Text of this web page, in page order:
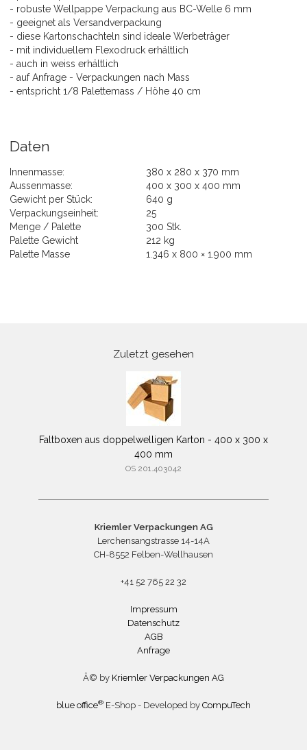
- robuste Wellpappe Verpackung aus BC-Welle 6 mm
- geeignet als Versandverpackung
- diese Kartonschachteln sind ideale Werbeträger
- mit individuellem Flexodruck erhältlich
- auch in weiss erhältlich
- auf Anfrage - Verpackungen nach Mass
- entspricht 1/8 Palettemass / Höhe 40 cm
Daten
Innenmasse:
380 x 280 x 370 mm
Aussenmasse:
400 x 300 x 400 mm
Gewicht per Stück:
640 g
Verpackungseinheit:
25
Menge / Palette
300 Stk.
Palette Gewicht
212 kg
Palette Masse
1.346 x 800 × 1.900 mm
Zuletzt gesehen
Faltboxen aus doppelwelligen Karton - 400 x 300 x
400 mm
OS 201.403042
Kriemler Verpackungen AG
Lerchensangstrasse 14-14A
CH-8552 Felben-Wellhausen
+41 52 765 22 32
Impressum
Datenschutz
AGB
Anfrage
Â© by Kriemler Verpackungen AG
blue office® E-Shop - Developed by CompuTech